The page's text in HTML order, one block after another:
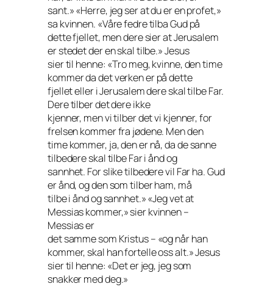
sant.» «Herre, jeg ser at du er en profet,»
sa kvinnen. «Våre fedre tilba Gud på
dette fjellet, men dere sier at Jerusalem
er stedet der en skal tilbe.» Jesus
sier til henne: «Tro meg, kvinne, den time
kommer da det verken er på dette
fjellet eller i Jerusalem dere skal tilbe Far.
Dere tilber det dere ikke
kjenner, men vi tilber det vi kjenner, for
frelsen kommer fra jødene. Men den
time kommer, ja, den er nå, da de sanne
tilbedere skal tilbe Far i ånd og
sannhet. For slike tilbedere vil Far ha. Gud
er ånd, og den som tilber ham, må
tilbe i ånd og sannhet.» «Jeg vet at
Messias kommer,» sier kvinnen –
Messias er
det samme som Kristus – «og når han
kommer, skal han fortelle oss alt.» Jesus
sier til henne: «Det er jeg, jeg som
snakker med deg.»